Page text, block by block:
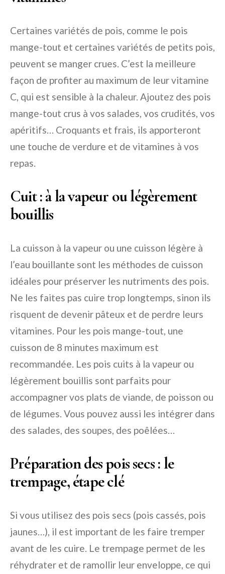
Certaines variétés de pois, comme le pois
mange-tout et certaines variétés de petits pois,
peuvent se manger crues. C’est la meilleure
façon de profiter au maximum de leur vitamine
C, qui est sensible à la chaleur. Ajoutez des pois
mange-tout crus à vos salades, vos crudités, vos
apéritifs… Croquants et frais, ils apporteront
une touche de verdure et de vitamines à vos
repas.
Cuit : à la vapeur ou légèrement
bouillis
La cuisson à la vapeur ou une cuisson légère à
l’eau bouillante sont les méthodes de cuisson
idéales pour préserver les nutriments des pois.
Ne les faites pas cuire trop longtemps, sinon ils
risquent de devenir pâteux et de perdre leurs
vitamines. Pour les pois mange-tout, une
cuisson de 8 minutes maximum est
recommandée. Les pois cuits à la vapeur ou
légèrement bouillis sont parfaits pour
accompagner vos plats de viande, de poisson ou
de légumes. Vous pouvez aussi les intégrer dans
des salades, des soupes, des poêlées…
Préparation des pois secs : le
trempage, étape clé
Si vous utilisez des pois secs (pois cassés, pois
jaunes…), il est important de les faire tremper
avant de les cuire. Le trempage permet de les
réhydrater et de ramollir leur enveloppe, ce qui